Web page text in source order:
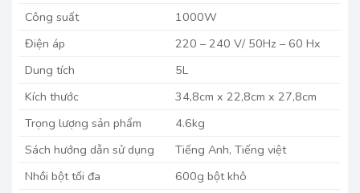
Công suất
1000W
Điện áp
220 – 240 V/ 50Hz – 60 Hx
Dung tích
5L
Kích thước
34,8cm x 22,8cm x 27,8cm
Trọng lượng sản phẩm
4.6kg
Sách hướng dẫn sử dụng
Tiếng Anh, Tiếng việt
Nhồi bột tối đa
600g bột khô